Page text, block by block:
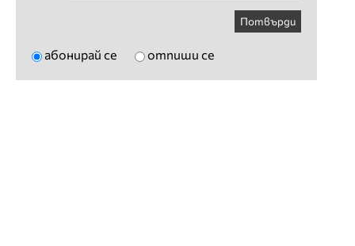
Потвърди
абонирай се отпиши се